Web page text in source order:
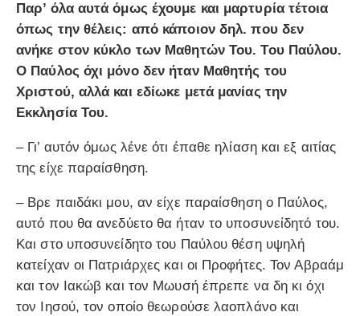
Παρ’ όλα αυτά όμως έχουμε και μαρτυρία τέτοια
όπως την θέλεις: από κάποιον δηλ. που δεν
ανήκε στον κύκλο των Μαθητών Του. Του Παύλου.
Ο Παύλος όχι μόνο δεν ήταν Μαθητής του
Χριστού, αλλά και εδίωκε μετά μανίας την
Εκκλησία Του.
– Γι’ αυτόν όμως λένε ότι έπαθε ηλίαση και εξ αιτίας
της είχε παραίσθηση.
– Βρε παιδάκι μου, αν είχε παραίσθηση ο Παύλος,
αυτό που θα ανεδύετο θα ήταν το υποσυνείδητό του.
Και στο υποσυνείδητο του Παύλου θέση υψηλή
κατείχαν οι Πατριάρχες και οι Προφήτες. Τον Αβραάμ
και τον Ιακώβ και τον Μωυσή έπρεπε να δη κι όχι
τον Ιησού, τον οποίο θεωρούσε λαοπλάνο και